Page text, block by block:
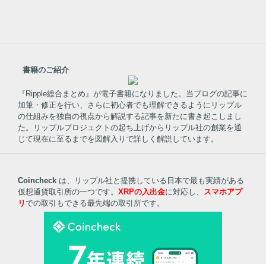
書籍のご紹介
『Ripple総合まとめ』が電子書籍になりました。当ブログの記事に
加筆・修正を行い、さらに初心者でも理解できるようにリップル
の仕組みを独自の視点から解説する記事を新たに書き起こしまし
た。リップルプロジェクトの起ち上げからリップル社の創業を通
じて現在に至るまでを図解入りで詳しく解説しています。
Coincheck は、リップル社と提携している日本で最も実績がある
仮想通貨取引所の一つです。 XRPの入出金に対応し、
スマホアプ
リでの取引もできる最先端の取引所です。